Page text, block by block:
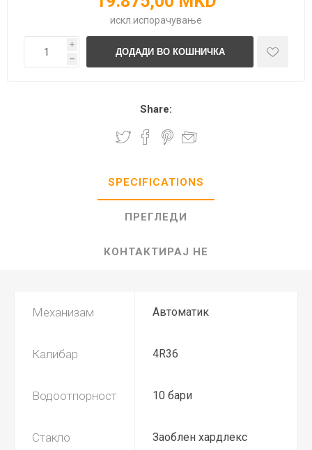
искл. испорачување
i
h
Share:
SPECIFICATIONS
ПРЕГЛЕДИ
КОНТАКТИРАЈ НЕ
Механизам Автоматик
Калибар 4R36
Водоотпорност 10 бари
Стакло Заоблен хардлекс